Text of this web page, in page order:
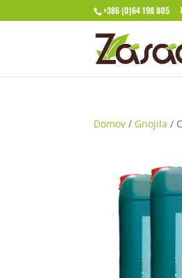
+386 (0)64 198 805
Domov / Gnojila /